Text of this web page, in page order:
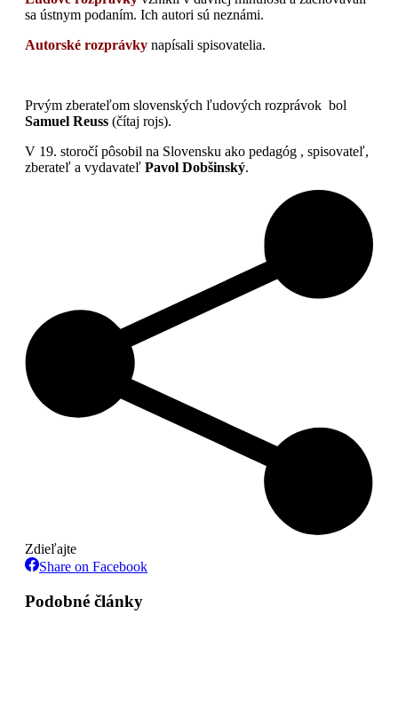
sa ústnym podaním. Ich autori sú neznámi.
Autorské rozprávky napísali spisovatelia.
Prvým zberateľom slovenských ľudových rozprávok bol
Samuel Reuss (čítaj rojs).
V 19. storočí pôsobil na Slovensku ako pedagóg , spisovateľ,
zberateľ a vydavateľ Pavol Dobšinský.
Zdieľajte
Share on FacebookShare
Podobné články